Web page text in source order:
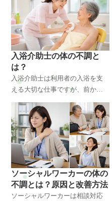
入浴介助士の体の不調と
は？
入浴介助士は利用者の入浴を支
える大切な仕事ですが、前かが
み姿勢や持ち上げ動作が多く、
肩こり・腰痛・腕の疲労など体
への負担が大きくなりやすい職
業です。この記事では入浴介助
士に多い体の不調の原因と改善
方法を整体の視点で解説しま
す。横浜・戸塚周辺で体のケア
を考えている方にも参考になる
内容です。
ソーシャルワーカーの体の
不調とは？原因と改善方法
ソーシャルワーカーは相談対応